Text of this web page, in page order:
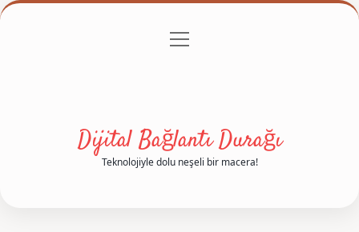
Gizlilik Politikası
menüyü
Dijital Bağlantı Durağı
Teknolojiyle dolu neşeli bir macera!